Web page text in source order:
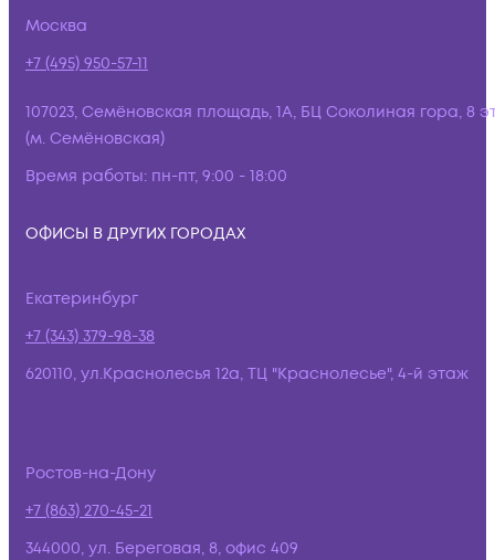
Москва
+7 (495) 950-57-11
107023, Семёновская площадь, 1А, БЦ Соколиная гора, 8
(м. Семёновская)
Время работы: пн-пт, 9:00 - 18:00
ОФИСЫ В ДРУГИХ ГОРОДАХ
Екатеринбург
+7 (343) 379-98-38
620110, ул.Краснолесья 12а, ТЦ "Краснолесье", 4-й этаж
Ростов-на-Дону
+7 (863) 270-45-21
344000, ул. Береговая, 8, офис 409